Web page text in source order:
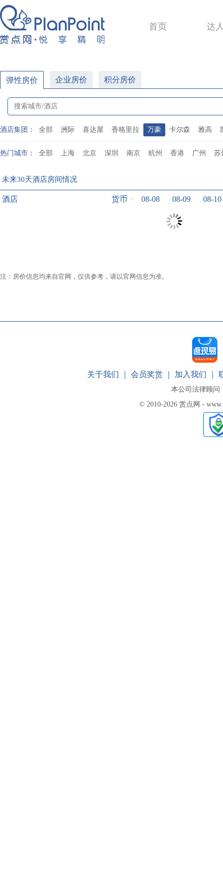
首页 达
弹性房价 企业房价 积分房价
酒店集团： 全部 洲际 喜达屋 香格里拉 万豪 卡尔森 雅高
热门城市： 全部 上海 北京 深圳 南京 杭州 香港 广州 苏
未来30天酒店房间情况
酒店 货币 < 08-08 08-09 08-10
注：房价信息均来自官网，仅供参考，请以官网信息为准。
关于我们 会员奖赏 加入我们
本公司法律顾问
© 2010-2026 赏点网 -